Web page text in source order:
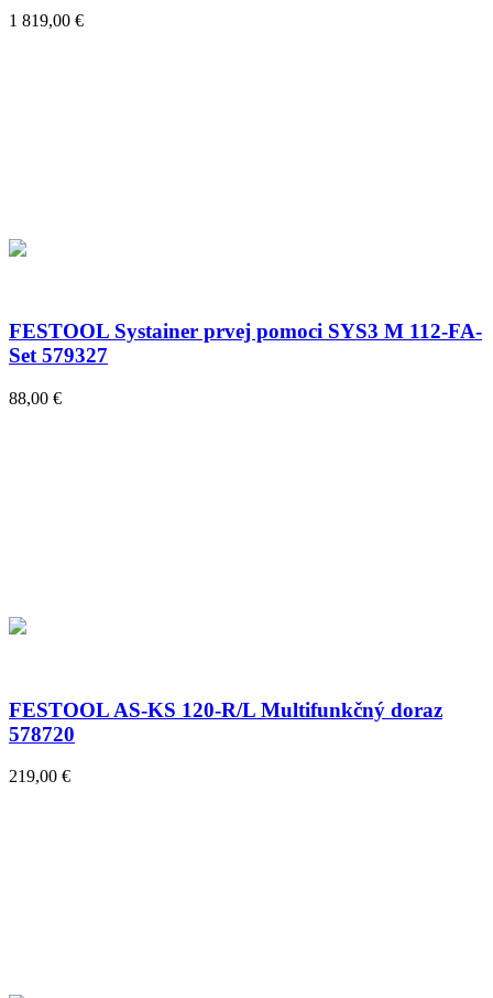
1 819,00 €
FESTOOL Systainer prvej pomoci SYS3 M 112-FA-
Set 579327
88,00 €
FESTOOL AS-KS 120-R/L Multifunkčný doraz
578720
219,00 €